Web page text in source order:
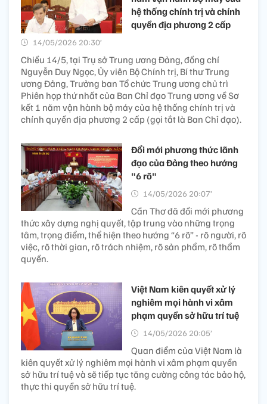
hệ thống chính trị và chính
quyền địa phương 2 cấp
14/05/2026 20:30’
Chiều 14/5, tại Trụ sở Trung ương Đảng, đồng chí
Nguyễn Duy Ngọc, Ủy viên Bộ Chính trị, Bí thư Trung
ương Đảng, Trưởng ban Tổ chức Trung ương chủ trì
Phiên họp thứ nhất của Ban Chỉ đạo Trung ương về Sơ
kết 1 năm vận hành bộ máy của hệ thống chính trị và
chính quyền địa phương 2 cấp (gọi tắt là Ban Chỉ đạo).
Đổi mới phương thức lãnh
đạo của Đảng theo hướng
"6 rõ"
14/05/2026 20:07’
Cần Thơ đã đổi mới phương
thức xây dựng nghị quyết, tập trung vào những trọng
tâm, trọng điểm, thể hiện theo hướng “6 rõ” - rõ người, rõ
việc, rõ thời gian, rõ trách nhiệm, rõ sản phẩm, rõ thẩm
quyền.
Việt Nam kiên quyết xử lý
nghiêm mọi hành vi xâm
phạm quyền sở hữu trí tuệ
14/05/2026 20:05’
Quan điểm của Việt Nam là
kiên quyết xử lý nghiêm mọi hành vi xâm phạm quyền
sở hữu trí tuệ và sẽ tiếp tục tăng cường công tác bảo hộ,
thực thi quyền sở hữu trí tuệ.